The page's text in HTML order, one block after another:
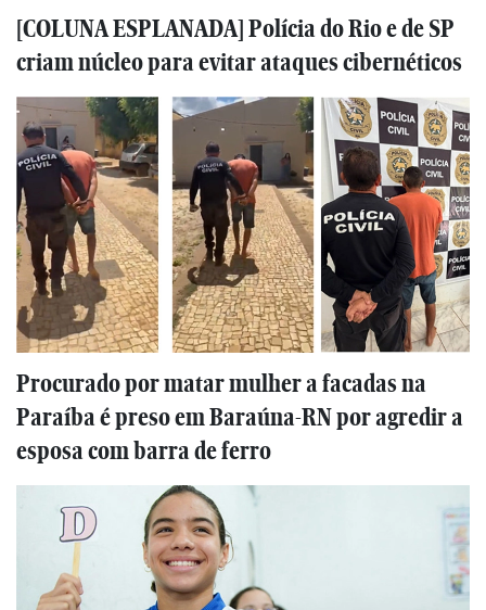
[COLUNA ESPLANADA] Polícia do Rio e de SP
criam núcleo para evitar ataques cibernéticos
Procurado por matar mulher a facadas na
Paraíba é preso em Baraúna-RN por agredir a
esposa com barra de ferro